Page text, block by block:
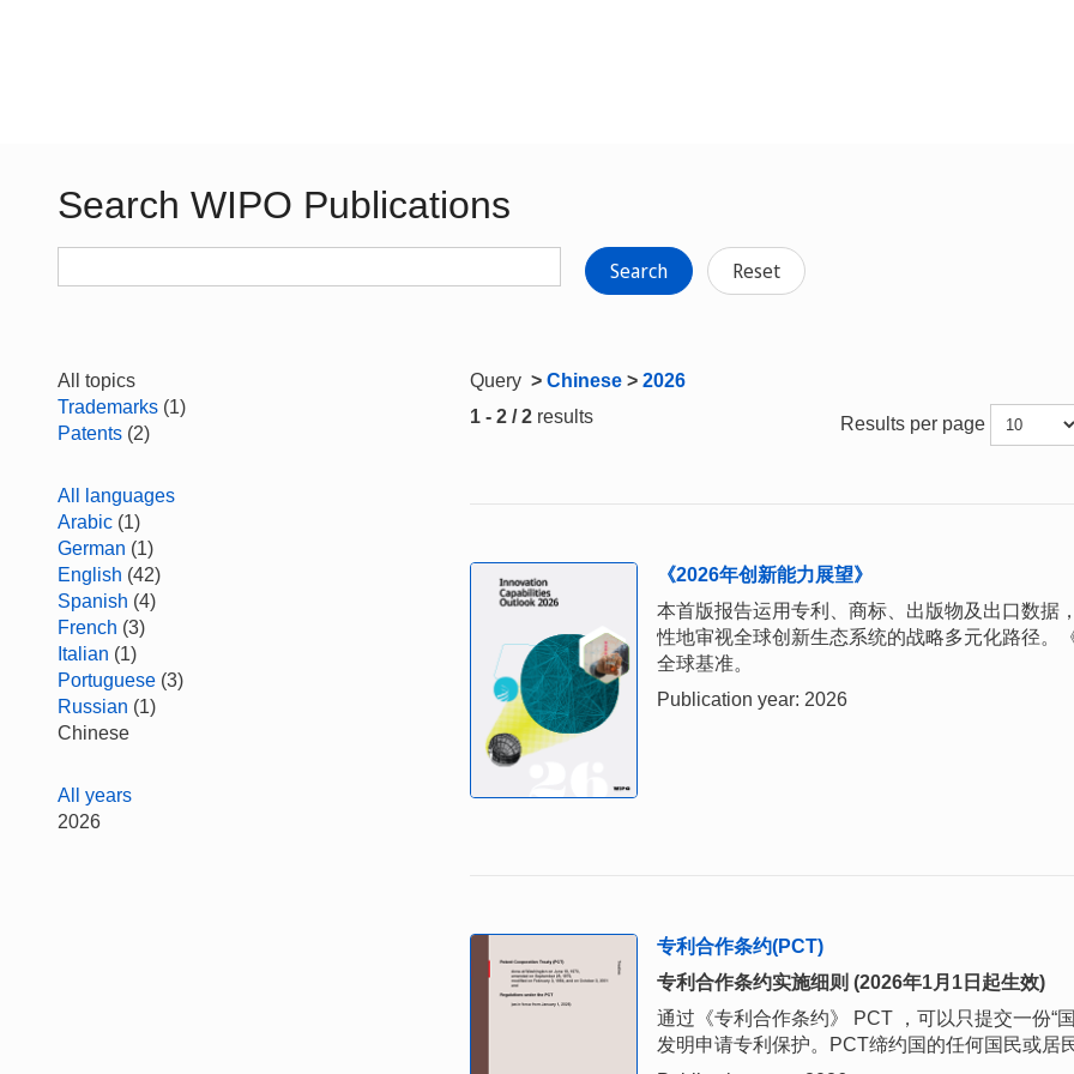
Search WIPO Publications
Search Reset
All topics
Trademarks (1)
Patents (2)
All languages
Arabic (1)
German (1)
English (42)
Spanish (4)
French (3)
Italian (1)
Portuguese (3)
Russian (1)
Chinese
All years
2026
Query > Chinese > 2026
1 - 2 / 2 results Results per page
《2026年创新能力展望》
本首版报告运用专利、商标、出版物及出口数据
性地审视全球创新生态系统的战略多元化路径。
全球基准。
Publication year: 2026
专利合作条约(PCT)
专利合作条约实施细则 (2026年1月1日起生效)
通过《专利合作条约》 PCT ，可以只提交一份“
发明申请专利保护。PCT缔约国的任何国民或居